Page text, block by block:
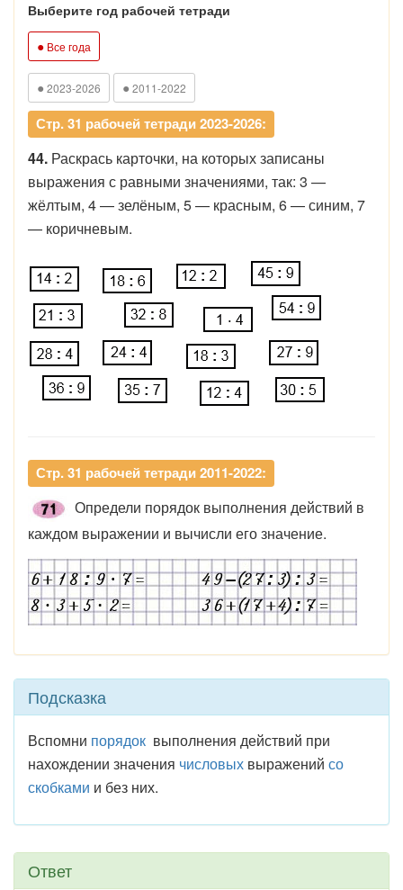
Выберите год рабочей тетради
● Все года
● 2023-2026 ● 2011-2022
Стр. 31 рабочей тетради 2023-2026:
44. Раскрась карточки, на которых записаны
выраже­ния с равными значениями, так: 3 —
жёлтым, 4 — зелёным, 5 — красным, 6 — синим, 7
— корич­невым.
Стр. 31 рабочей тетради 2011-2022:
Определи порядок выполнения действий в
каждом выражении и вычисли его значение.
Подсказка
Вспомни порядок выполнения действий при
нахождении значения числовых выражений со
скобками и без них.
Ответ